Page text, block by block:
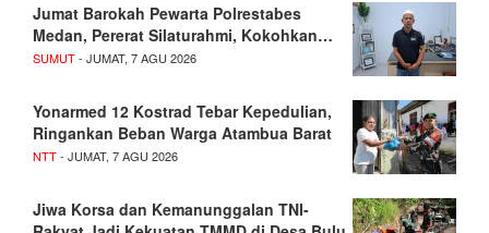
Jumat Barokah Pewarta Polrestabes
Medan, Pererat Silaturahmi, Kokohkan…
SUMUT- JUMAT, 7 AGU 2026
Yonarmed 12 Kostrad Tebar Kepedulian,
Ringankan Beban Warga Atambua Barat
NTT- JUMAT, 7 AGU 2026
Jiwa Korsa dan Kemanunggalan TNI-